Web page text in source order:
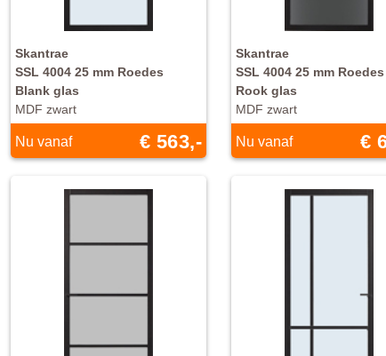
Skantrae
SSL 4004 25 mm Roedes
Blank glas
MDF zwart
Nu vanaf € 563,-
Skantrae
SSL 4004 25 mm Roedes
Rook glas
MDF zwart
Nu vanaf €